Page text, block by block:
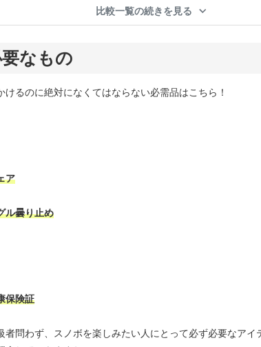
比較一覧の続きを見る
なもの
けるのに絶対になくてはならない必需品はこちら！
ア
ル曇り止め
保険証
者問わず、スノボを楽しみたい人にとって必ず必要なアイ